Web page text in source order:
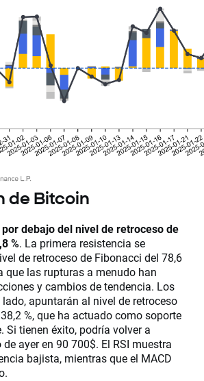
de Bitcoin
debajo del nivel de retroceso de
%. La primera resistencia se
de retroceso de Fibonacci del 78,6
que las rupturas a menudo han
y cambios de tendencia. Los
apuntarán al nivel de retroceso
%, que ha actuado como soporte
Si tienen éxito, podría volver a
ayer en 90 700$. El RSI muestra
bajista, mientras que el MACD